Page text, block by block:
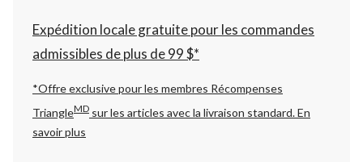
Expédition locale gratuite pour les commandes
admissibles de plus de 99 $*
*Offre exclusive pour les membres Récompenses
TriangleMD sur les articles avec la livraison standard.En
savoir plus